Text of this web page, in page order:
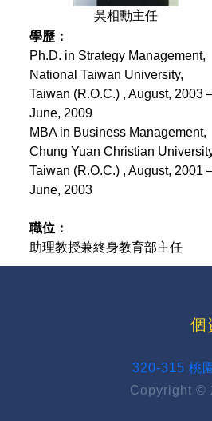
吳相勳主任
學歷：
Ph.D. in Strategy Management,
National Taiwan University,
Taiwan (R.O.C.) , August, 2003
June, 2009
MBA in Business Management,
Chung Yuan Christian
Taiwan (R.O.C.) , August, 2001
June, 2003
職位：
助理教授兼終身教育部主任
個
320-315 桃
Copyright ©